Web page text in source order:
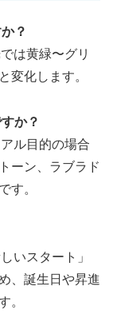
？
は黄緑〜グリ
変化します。
か？
ル目的の場合
ーン、ラブラド
す。
いスタート」
、誕生日や昇進
。